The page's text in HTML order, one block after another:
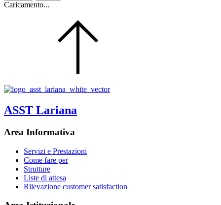
Caricamento...
ASST Lariana
Area Informativa
Servizi e Prestazioni
Come fare per
Strutture
Liste di attesa
Rilevazione customer satisfaction